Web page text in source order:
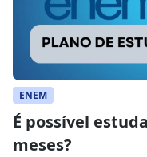
ENEM
É possível
meses?